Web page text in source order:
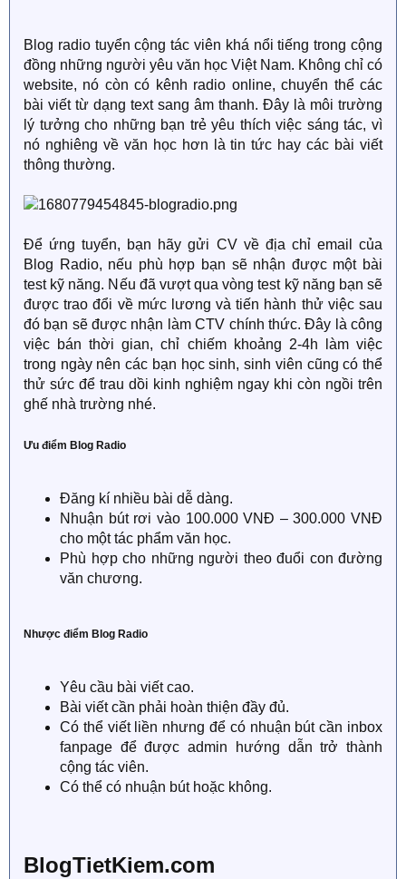
Blog radio tuyển cộng tác viên khá nổi tiếng trong cộng
đồng những người yêu văn học Việt Nam. Không chỉ có
website, nó còn có kênh radio online, chuyển thể các
bài viết từ dạng text sang âm thanh. Đây là môi trường
lý tưởng cho những bạn trẻ yêu thích việc sáng tác, vì
nó nghiêng về văn học hơn là tin tức hay các bài viết
thông thường.
Để ứng tuyển, bạn hãy gửi CV về địa chỉ email của
Blog Radio, nếu phù hợp bạn sẽ nhận được một bài
test kỹ năng. Nếu đã vượt qua vòng test kỹ năng bạn sẽ
được trao đổi về mức lương và tiến hành thử việc sau
đó bạn sẽ được nhận làm CTV chính thức. Đây là công
việc bán thời gian, chỉ chiếm khoảng 2-4h làm việc
trong ngày nên các bạn học sinh, sinh viên cũng có thể
thử sức để trau dồi kinh nghiệm ngay khi còn ngồi trên
ghế nhà trường nhé.
Ưu điểm Blog Radio
Đăng kí nhiều bài dễ dàng.
Nhuận bút rơi vào 100.000 VNĐ – 300.000 VNĐ
cho một tác phẩm văn học.
Phù hợp cho những người theo đuổi con đường
văn chương.
Nhược điểm Blog Radio
Yêu cầu bài viết cao.
Bài viết cần phải hoàn thiện đầy đủ.
Có thể viết liền nhưng để có nhuận bút cần inbox
fanpage để được admin hướng dẫn trở thành
cộng tác viên.
Có thể có nhuận bút hoặc không.
BlogTietKiem.com